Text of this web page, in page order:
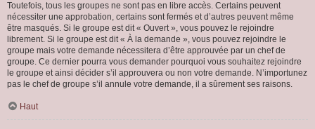
Toutefois, tous les groupes ne sont pas en libre accès. Certains peuvent
nécessiter une approbation, certains sont fermés et d’autres peuvent même
être masqués. Si le groupe est dit « Ouvert », vous pouvez le rejoindre
librement. Si le groupe est dit « À la demande », vous pouvez rejoindre le
groupe mais votre demande nécessitera d’être approuvée par un chef de
groupe. Ce dernier pourra vous demander pourquoi vous souhaitez rejoindre
le groupe et ainsi décider s’il approuvera ou non votre demande. N’importunez
pas le chef de groupe s’il annule votre demande, il a sûrement ses raisons.
Haut